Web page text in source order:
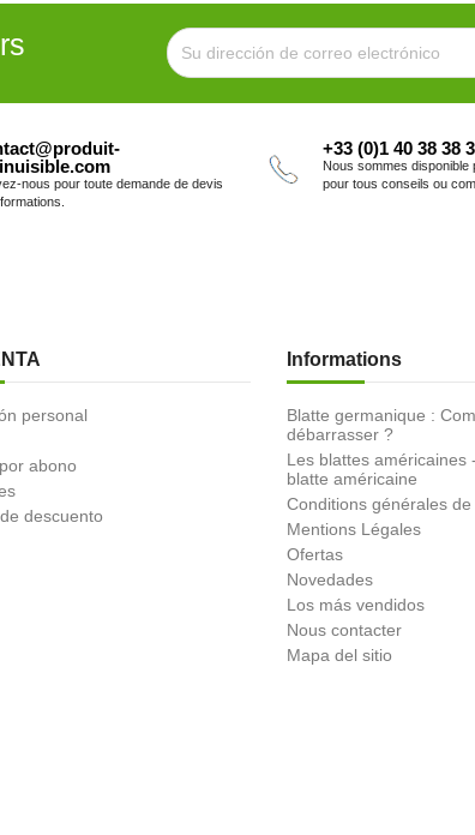
nous pour toute demande de devis
+33 (0)1 40 38 38
Nous sommes disponible
pour tous conseils ou
personal
abono
descuento
Informations
Blatte germanique :
débarrasser ?
Les blattes américaines
blatte américaine
Conditions générales de
Mentions Légales
Ofertas
Novedades
Los más vendidos
Nous contacter
Mapa del sitio